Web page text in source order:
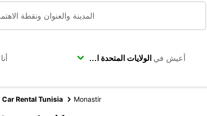
أنا أعيش في
Car Rental Tunisia Monastir